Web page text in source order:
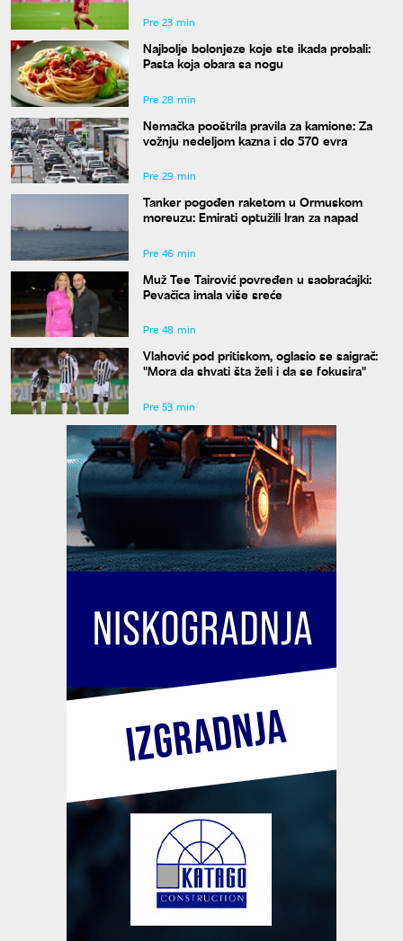
Pre 23 min
Najbolje bolonjeze koje ste ikada probali:
Pasta koja obara sa nogu
Pre 28 min
Nemačka pooštrila pravila za kamione: Za
vožnju nedeljom kazna i do 570 evra
Pre 29 min
Tanker pogođen raketom u Ormuskom
moreuzu: Emirati optužili Iran za napad
Pre 46 min
Muž Tee Tairović povređen u saobraćajki:
Pevačica imala više sreće
Pre 48 min
Vlahović pod pritiskom, oglasio se saigrač:
"Mora da shvati šta želi i da se fokusira"
Pre 53 min